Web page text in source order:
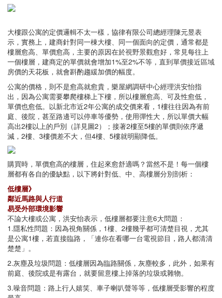
大樓跟公寓的定價邏輯不太一樣，協律有限公司總經理陳元昱表
示，實務上，建商針對同一棟大樓、同一個面向的定價，通常都是
樓層愈高、單價愈高，主要的原因在於視野景觀愈好，常見每往上
一個樓層，建商定的單價就會增加1%至2%不等，直到單價接近區域
房價的天花板，就會斟酌趨緩加價的幅度。
公寓的價格，則不是愈高就愈貴，樂屋網調研中心經理洪安怡指
出，因為公寓需要攀爬樓梯上下樓，所以樓層愈高、可及性愈低，
單價也愈低。以新北市近2年公寓的成交價來看，1樓往往因為有前
庭、後院，甚至路邊可以停車等優勢，使用彈性大，所以單價大幅
高出2樓以上的戶別（詳見圖2）；接著2樓至5樓的單價則依序遞
減，2樓、3樓價差不大，但4樓、5樓就明顯降低。
購買時，單價愈高的樓層，住起來愈舒適嗎？當然不是！每一個樓
層都有各自的優缺點，以下將針對低、中、高樓層分別剖析：
低樓層》
鄰近馬路與人行道
易受外部環境影響
不論大樓或公寓，洪安怡表示，低樓層都要注意6大問題：
1.隱私性問題：因為視角關係，1樓、2樓幾乎都可清楚目視，尤其
是公寓1樓，若直接臨路，「連你在看哪一台電視節目，路人都清清
楚楚」。
2.灰塵及垃圾問題：低樓層因為臨路關係，灰塵較多，此外，如果有
前庭、後院或是有露台，就要留意樓上掉落的垃圾或雜物。
3.噪音問題：路上行人嬉笑、車子喇叭聲等等，低樓層受影響的程度